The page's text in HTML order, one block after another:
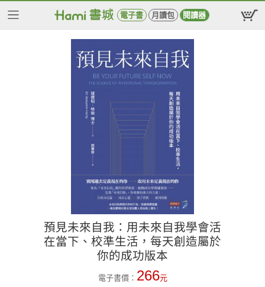
電子書 月讀包 閱讀器
預見未來自我：用未來自我學會活
在當下、校準生活，每天創造屬於
你的成功版本
電子書價： 266元